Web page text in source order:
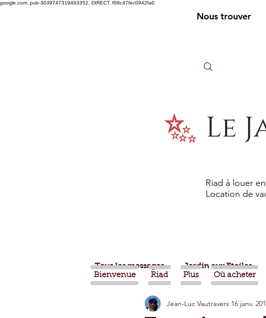
google.com, pub-3039747319463352, DIRECT, f08c47fec0942fa0
Nous trouver
Le
Riad à louer
Location de
Bienvenue Riad Plus Où acheter
Tous les messages Jardin aux Etoiles
Nature Berbère
Jean-Luc Vautravers 16 janv.